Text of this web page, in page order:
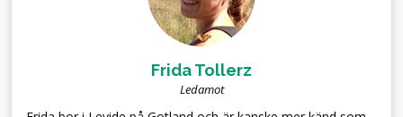
Frida Tollerz
Ledamot